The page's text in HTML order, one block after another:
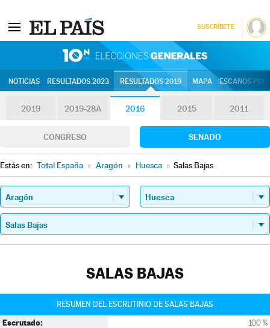
SUSCRÍBETE
NOTICIAS RESULTADOS 2023 RESULTADOS 2019 MAPA ESCAÑOS
2019 2019-28A 2016 2015 2011
CONGRESO SENADO
Estás en: Total España » Aragón » Huesca » Salas Bajas
SALAS BAJAS
RESUMEN DEL ESCRUTINIO DE SALAS BAJAS
Escrutado: 100 %